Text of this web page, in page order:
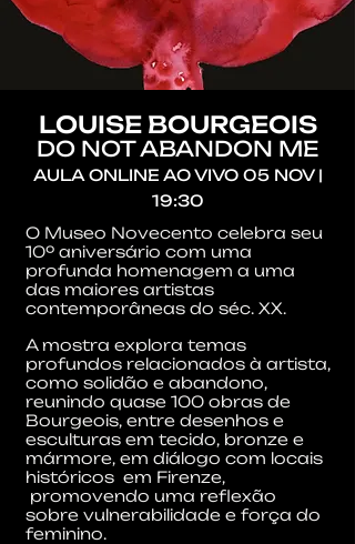
LOUISE BOURGEOIS
DO NOT ABANDON ME
AULA ONLINE AO VIVO 05 NOV |
19:30
O Museo Novecento celebra seu
10º aniversário com uma
profunda homenagem a uma
das maiores artistas
contemporâneas do séc. XX.
A mostra explora temas
profundos relacionados à artista,
como solidão e abandono,
reunindo quase 100 obras de
Bourgeois, entre desenhos e
esculturas em tecido, bronze e
mármore, em diálogo com locais
históricos em Firenze,
promovendo uma reflexão
sobre vulnerabilidade e força do
feminino.